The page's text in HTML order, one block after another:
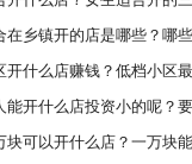
在乡镇开的店是哪些？哪
开什么店赚钱？低档小区
能开什么店投资小的呢？
块可以开什么店？一万块